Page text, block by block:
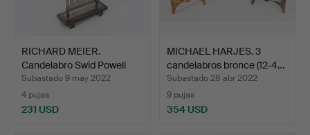
RICHARD MEIER.
Candelabro Swid Powell
Plat…
Subastado 9 may 2022
4 pujas
231 USD
MICHAEL HARJES. 3
candelabros bronce (12-4…
Subastado 28 abr 2022
9 pujas
354 USD